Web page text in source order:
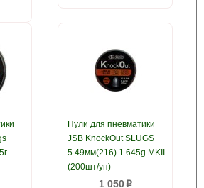
Пули для пневматики
JSB KnockOut SLUGS
5.49мм(216) 1.645g MKII
(200шт/уп)
1 050p